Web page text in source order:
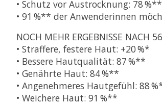
• Schutz vor Austrocknung: 78 %**
• 91 %** der Anwenderinnen
NOCH MEHR ERGEBNISSE NACH
• Straffere, festere Haut: +20 %*
• Bessere Hautqualität: 87 %**
• Genährte Haut: 84 %**
• Angenehmeres Hautgefühl: 88
• Weichere Haut: 91 %**